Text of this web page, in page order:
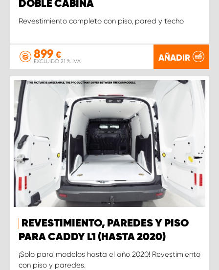
DOBLE CABINA
Revestimiento completo con piso, pared y techo
899 €
EXCLUIDO 21 % IVA AÑADIR
REVESTIMIENTO, PAREDES Y PISO
PARA CADDY L1 (HASTA 2020)
¡Solo para modelos hasta el año 2020! Revestimiento
con piso y paredes.